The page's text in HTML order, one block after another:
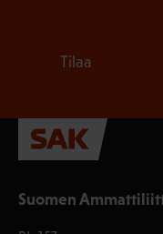
Suomen
Tilaa